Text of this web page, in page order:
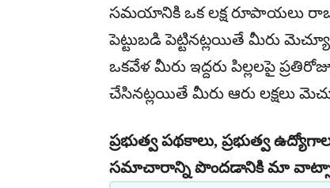
సమయానికి ఒక లక్ష రూపాయలు
పెట్టుబడి పెట్టినట్లయితే మీరు
ఒకవేళ మీరు ఇద్దరు పిల్లలపై
చేసినట్లయితే మీరు ఆరు లక్షలు
ప్రభుత్వ పథకాలు, ప్రభుత్వ
సమాచారాన్ని పొందడానికి మా